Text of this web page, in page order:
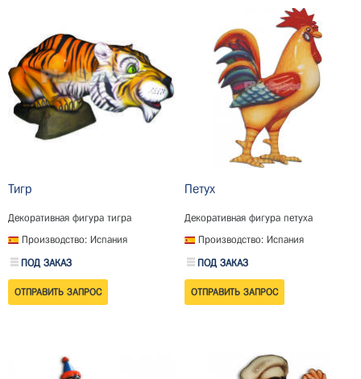
Тигр
Декоративная фигура тигра
Производство: Испания
ПОД ЗАКАЗ
Петух
Декоративная фигура петуха
Производство: Испания
ПОД ЗАКАЗ